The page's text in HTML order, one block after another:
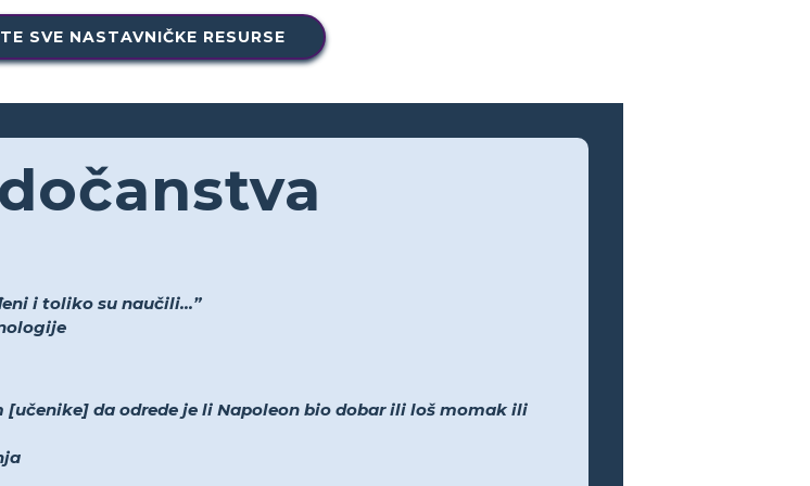
SVE NASTAVNIČKE RESURSE
i toliko su naučili...”
da odrede je li Napoleon bio dobar ili loš momak ili